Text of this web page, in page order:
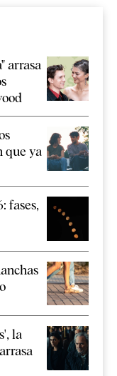
arrasa
que ya
fases,
la